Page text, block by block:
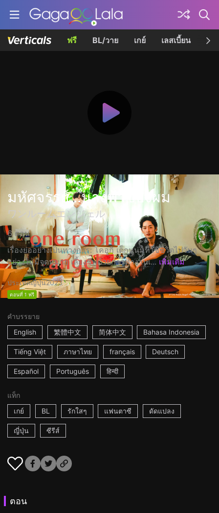
ฟรี BL/วาย เกย์ เลสเบี้ยน เค
มหัศจรรย์...นางฟ้าของผม
ワンルームエンジェル
6 ตอน
เรื่องย่ออย่างเป็นทางการ: โคอูกิ เด็กหนุ่มที่ใช้ชีวิตไปวันๆ
อย่างไม่มีจุดหมาย เลี้ยงชีพด้วยการทำงานเ... เพิ่มเติม
ประเทศญี่ปุ่น2023
ตอนที่ 1 ฟรี
คำบรรยาย
English
繁體中文 简体中文 Bahasa Indonesia
Tiếng Việt ภาษาไทย français Deutsch
Español Português हिन्दी
แท็ก
เกย์
BL รักใสๆ แฟนตาซี ดัดแปลง
ญี่ปุ่น ซีรีส์
ตอน